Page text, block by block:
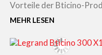
Vorteile der Bticino-
MEHR LESEN